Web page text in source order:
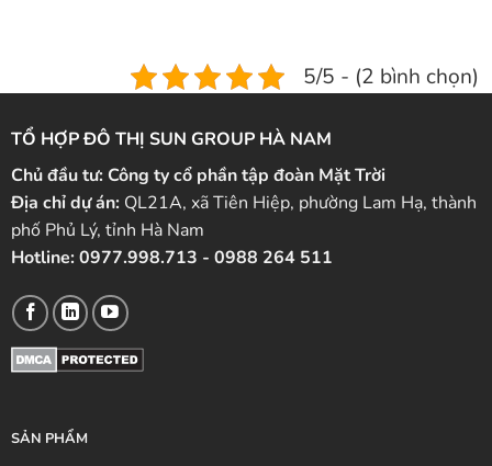
5/5 - (2 bình chọn)
TỔ HỢP ĐÔ THỊ SUN GROUP HÀ NAM
Chủ đầu tư: Công ty cổ phần tập đoàn Mặt Trời
Địa chỉ dự án:QL21A, xã Tiên Hiệp, phường Lam Hạ, thành
phố Phủ Lý, tỉnh Hà Nam
Hotline:0977.998.713 - 0988 264 511
SẢN PHẨM